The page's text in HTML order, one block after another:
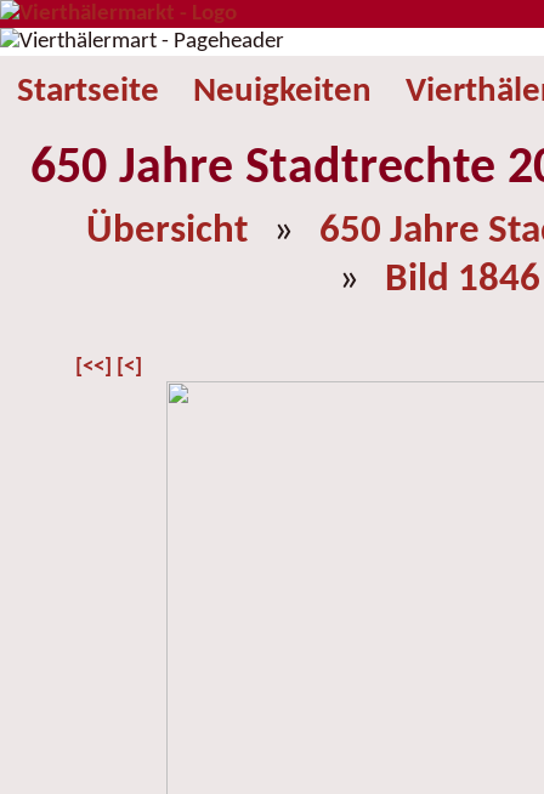
Startseite Neuigkeiten
650 Jahre Stadtrechte
Übersicht » 650 Jahre
» Bild 1846
[<<] [<]